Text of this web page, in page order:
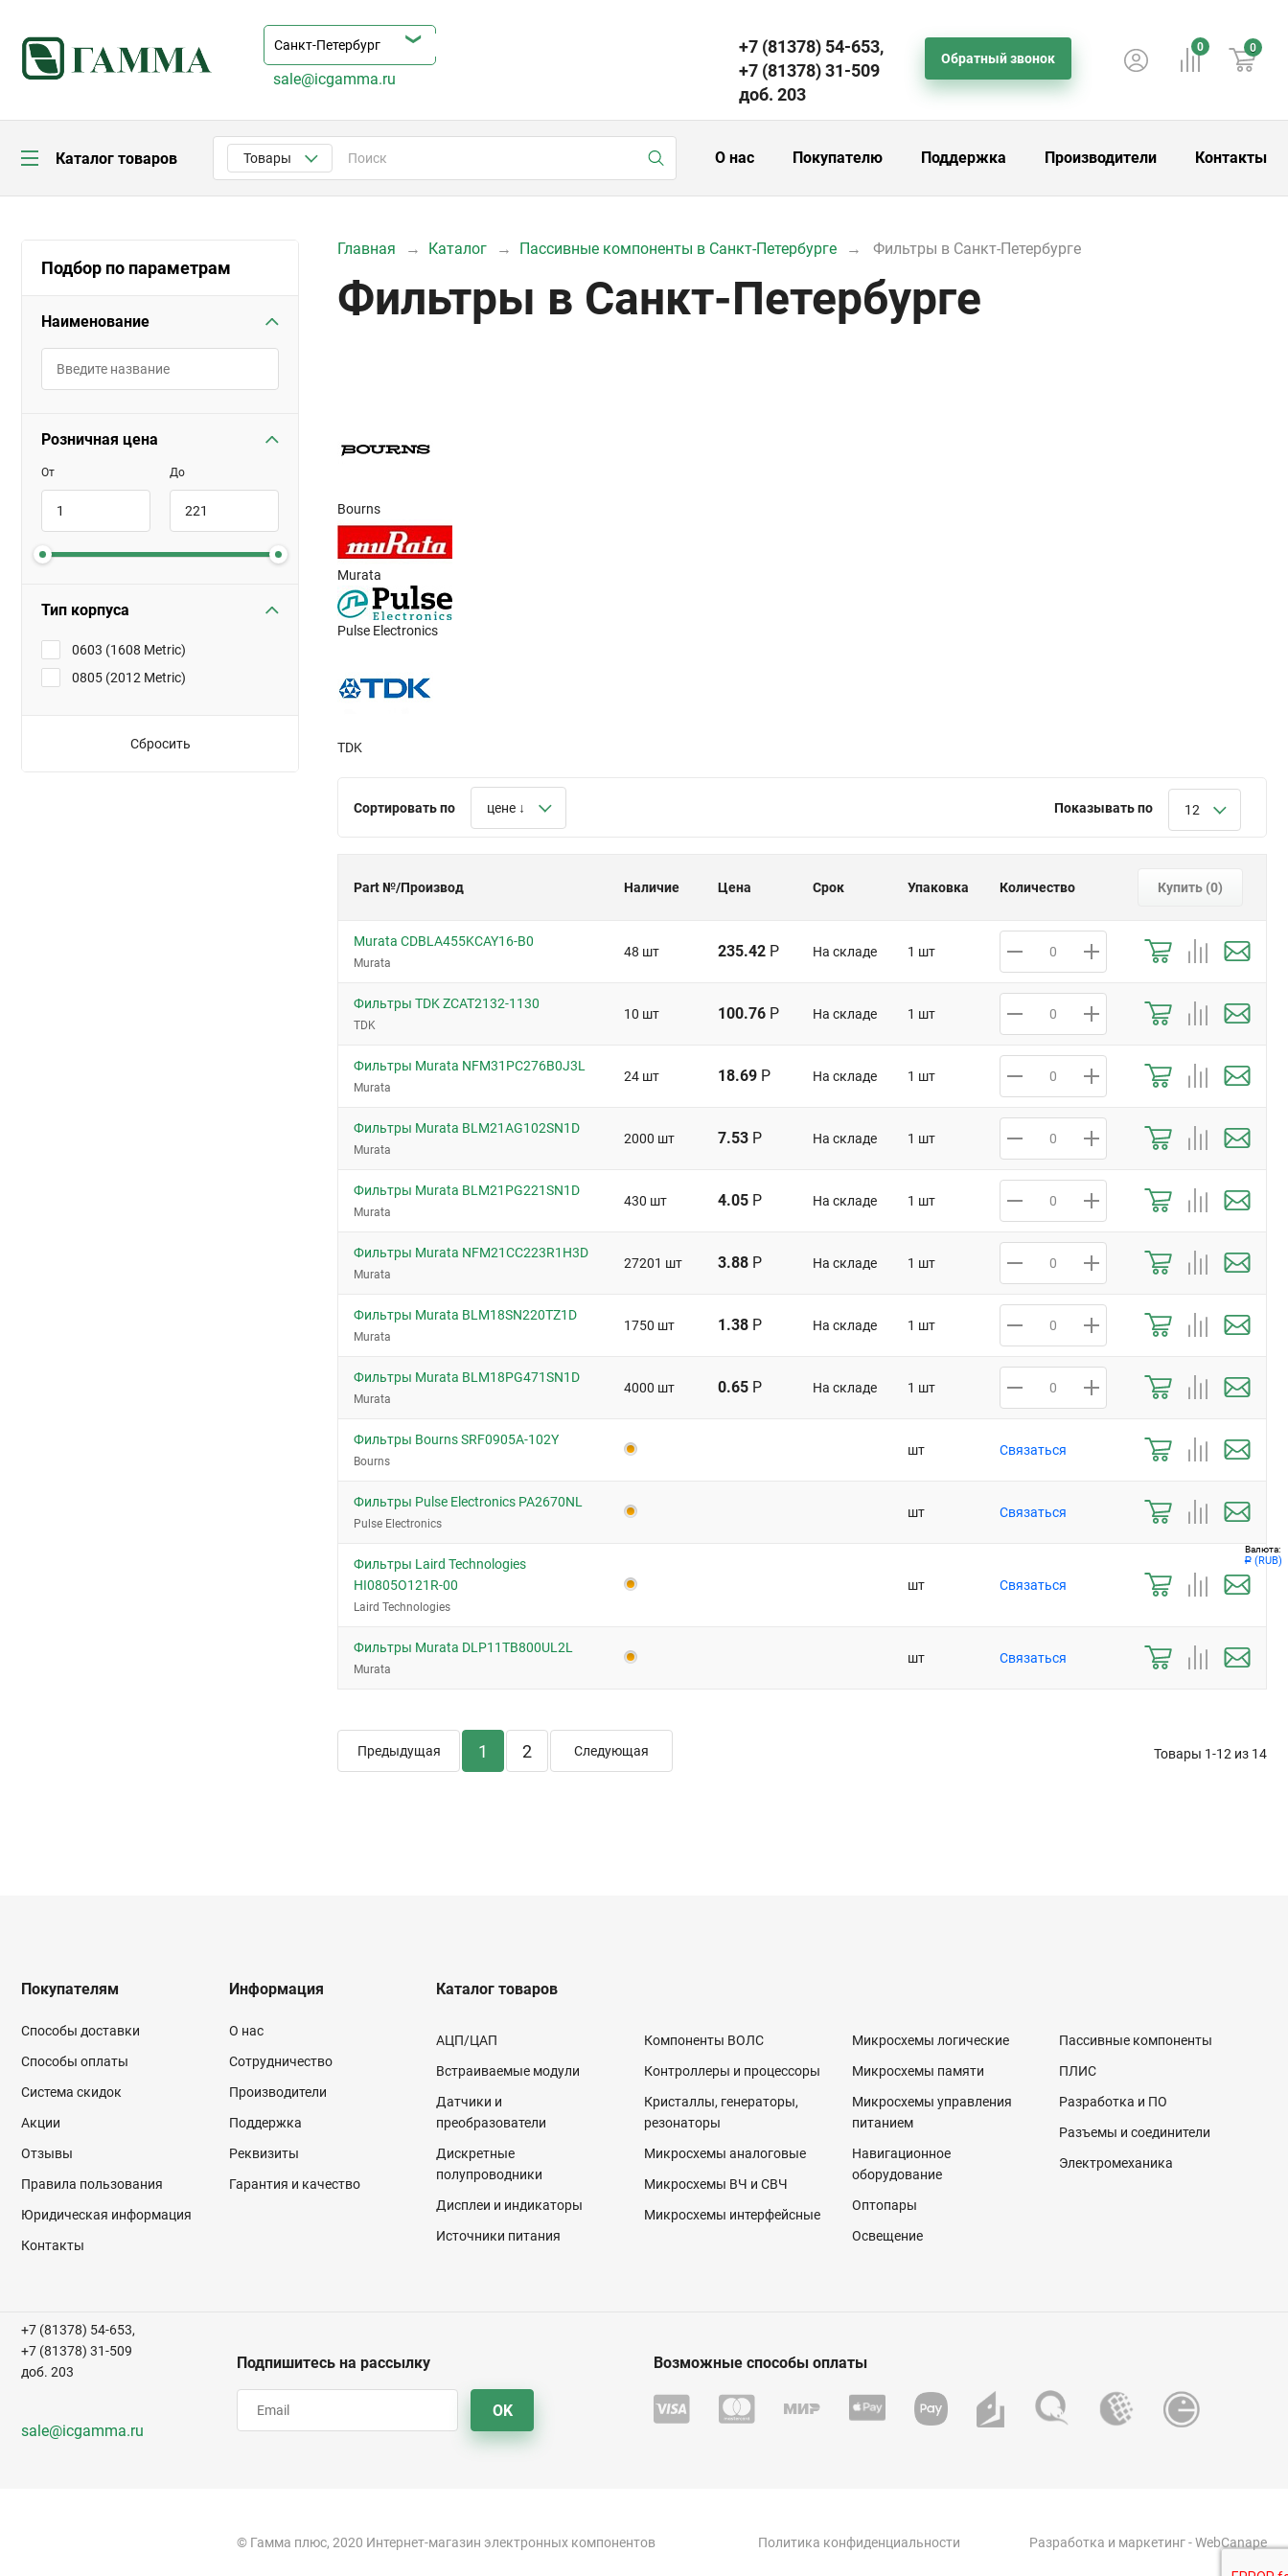
Валюта:
Р (RUB)
+7 (81378) 54-653,
+7 (81378) 31-509
доб. 203
Обратный звонок
sale@icgamma.ru
0 0
Каталог товаров Товары О нас Покупателю Поддержка Производители Контакты
Подбор по параметрам
Наименование
Розничная цена
От До
Тип корпуса
0603 (1608 Metric)
0805 (2012 Metric)
Сбросить
Главная Каталог Пассивные компоненты в Санкт-Петербурге Фильтры в Санкт-Петербурге
Фильтры в Санкт-Петербурге
Bourns
Murata
Pulse Electronics
TDK
Сортировать по цене ↓ Показывать по 12
Part №/Производ Наличие Цена Срок Упаковка Количество Купить (0)
Murata CDBLA455KCAY16-B0
Murata
48 шт 235.42 Р На складе 1 шт
Фильтры TDK ZCAT2132-1130
TDK
10 шт 100.76 Р На складе 1 шт
Фильтры Murata NFM31PC276B0J3L
Murata
24 шт 18.69 Р На складе 1 шт
Фильтры Murata BLM21AG102SN1D
Murata
2000 шт 7.53 Р На складе 1 шт
Фильтры Murata BLM21PG221SN1D
Murata
430 шт 4.05 Р На складе 1 шт
Фильтры Murata NFM21CC223R1H3D
Murata
27201 шт 3.88 Р На складе 1 шт
Фильтры Murata BLM18SN220TZ1D
Murata
1750 шт 1.38 Р На складе 1 шт
Фильтры Murata BLM18PG471SN1D
Murata
4000 шт 0.65 Р На складе 1 шт
Фильтры Bourns SRF0905A-102Y
Bourns
шт Связаться
Фильтры Pulse Electronics PA2670NL
Pulse Electronics
шт Связаться
Фильтры Laird Technologies
HI0805O121R-00
Laird Technologies
шт Связаться
Фильтры Murata DLP11TB800UL2L
Murata
шт Связаться
Предыдущая 1 2 Следующая Товары 1-12 из 14
Покупателям
Способы доставки
Способы оплаты
Система скидок
Акции
Отзывы
Правила пользования
Юридическая информация
Контакты
Информация
О нас
Сотрудничество
Производители
Поддержка
Реквизиты
Гарантия и качество
Каталог товаров
АЦП/ЦАП
Встраиваемые модули
Датчики и
преобразователи
Дискретные
полупроводники
Дисплеи и индикаторы
Источники питания
Компоненты ВОЛС
Контроллеры и процессоры
Кристаллы, генераторы,
резонаторы
Микросхемы аналоговые
Микросхемы ВЧ и СВЧ
Микросхемы интерфейсные
Микросхемы логические
Микросхемы памяти
Микросхемы управления
питанием
Навигационное
оборудование
Оптопары
Освещение
Пассивные компоненты
ПЛИС
Разработка и ПО
Разъемы и соединители
Электромеханика
Подпишитесь на рассылку
OK
+7 (81378) 54-653,
+7 (81378) 31-509
доб. 203
sale@icgamma.ru
Возможные способы оплаты
© Гамма плюс, 2020 Интернет-магазин электронных компонентов Политика конфиденциальности Разработка и маркетинг- WebCanape